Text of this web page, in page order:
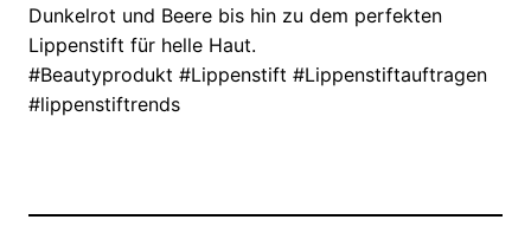
Dunkelrot und Beere bis hin zu dem perfekten
Lippenstift für helle Haut.
#Beautyprodukt #Lippenstift #Lippenstiftauftragen
#lippenstiftrends